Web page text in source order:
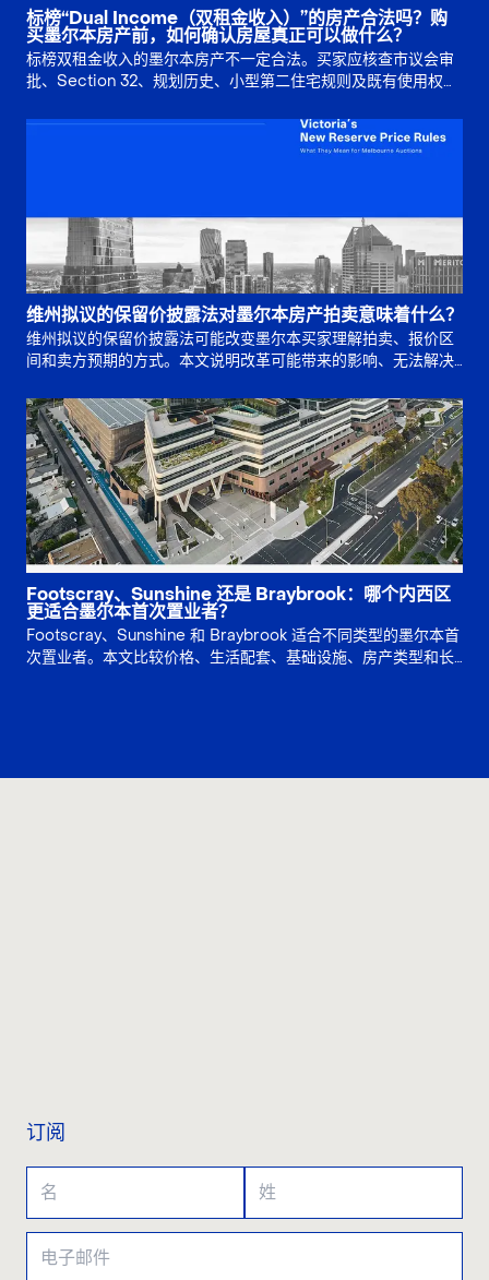
标榜“Dual Income（双租金收入）”的房产合法吗？购
买墨尔本房产前，如何确认房屋真正可以做什么？
标榜双租金收入的墨尔本房产不一定合法。买家应核查市议会审
批、Section 32、规划历史、小型第二住宅规则及既有使用权，
维州拟议的保留价披露法对墨尔本房产拍卖意味着什么？
维州拟议的保留价披露法可能改变墨尔本买家理解拍卖、报价区
间和卖方预期的方式。本文说明改革可能带来的影响、无法解决
Footscray、Sunshine 还是 Braybrook：哪个内西区
更适合墨尔本首次置业者？
Footscray、Sunshine 和 Braybrook 适合不同类型的墨尔本首
次置业者。本文比较价格、生活配套、基础设施、房产类型和长
订阅